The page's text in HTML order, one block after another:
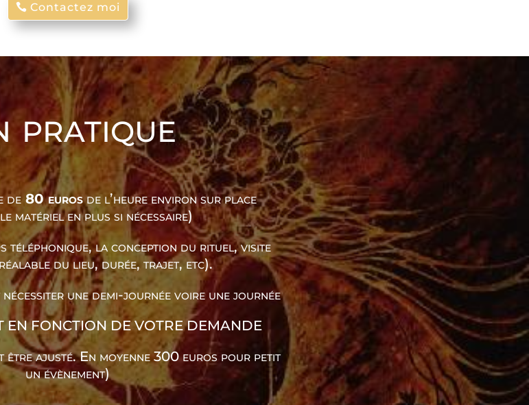
Contactez moi
pratique
de 80 eurosde l’heure environ sur place
matériel en plus si nécessaire)
téléphonique, la conception du rituel, visite
du lieu, durée, trajet, etc).
une demi-journée voire une journée
EN FONCTION DE VOTRE DEMANDE
ajusté. En moyenne 300 euros pour petit
un évènement)